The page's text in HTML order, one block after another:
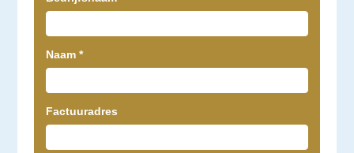
Naam *
Factuuradres